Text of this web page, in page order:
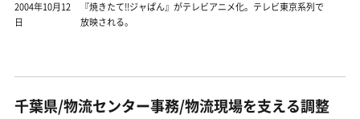
2004年10月12
日
『焼きたて!!ジャぱん』がテレビアニメ化。テレビ東京系列で
放映される。
千葉県/物流センター事務/物流現場を支える調整